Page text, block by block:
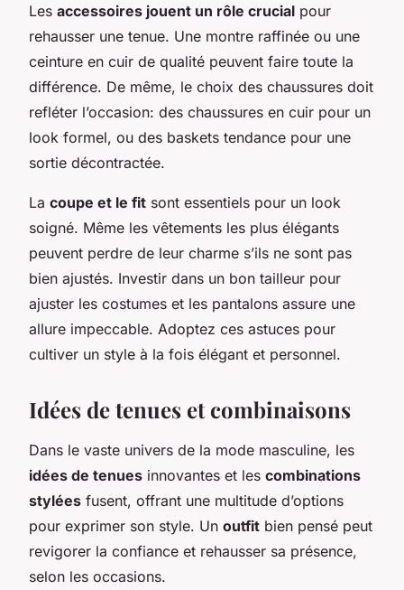
Les accessoires jouent un rôle crucial pour
rehausser une tenue. Une montre raffinée ou une
ceinture en cuir de qualité peuvent faire toute la
différence. De même, le choix des chaussures doit
refléter l’occasion: des chaussures en cuir pour un
look formel, ou des baskets tendance pour une
sortie décontractée.
La coupe et le fit sont essentiels pour un look
soigné. Même les vêtements les plus élégants
peuvent perdre de leur charme s’ils ne sont pas
bien ajustés. Investir dans un bon tailleur pour
ajuster les costumes et les pantalons assure une
allure impeccable. Adoptez ces astuces pour
cultiver un style à la fois élégant et personnel.
Idées de tenues et combinaisons
Dans le vaste univers de la mode masculine, les
idées de tenues innovantes et les combinations
stylées fusent, offrant une multitude d’options
pour exprimer son style. Un outfit bien pensé peut
revigorer la confiance et rehausser sa présence,
selon les occasions.